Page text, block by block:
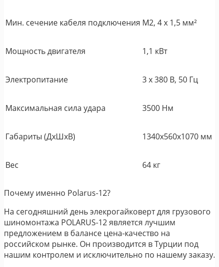
Мин. сечение кабеля подключения М2, 4 х 1,5 мм²
Мощность двигателя 1,1 кВт
Электропитание 3 х 380 В, 50 Гц
Максимальная сила удара 3500 Нм
Габариты (ДхШхВ) 1340х560х1070 мм
Вес 64 кг
Почему именно Polarus-12?
На сегодняшний день элекрогайковерт для грузового
шиномонтажа POLARUS-12 является лучшим
предложением в балансе цена-качество на
российском рынке. Он производится в Турции под
нашим контролем и исключительно по нашему заказу.